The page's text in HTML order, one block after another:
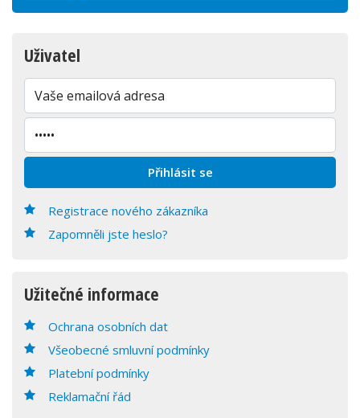
Uživatel
Registrace nového zákazníka
Zapomněli jste heslo?
Užitečné informace
Ochrana osobních dat
Všeobecné smluvní podmínky
Platební podmínky
Reklamační řád